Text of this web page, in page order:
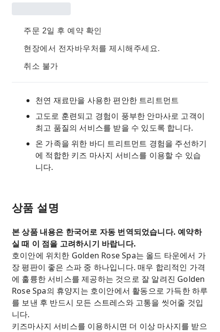
주문 2일 후 예약 확인
현장에서 전자바우처를 제시해주세요.
취소 불가
천연 재료만을 사용한 편안한 트리트먼트
고도로 훈련되고 경험이 풍부한 안마사로 고객이
최고 품질의 서비스를 받을 수 있도록 합니다.
온 가족을 위한 바디 트리트먼트 경험을 주선하기
에 적합한 키즈 마사지 서비스를 이용할 수 있습
니다.
상품 설명
본 상품 내용은 한국어로 자동 번역되었습니다. 예약하
실 때 이 점을 고려하시기 바랍니다.
호이안에 위치한 Golden Rose Spa는 올드 타운에서 가
장 평판이 좋은 스파 중 하나입니다. 매우 합리적인 가격
에 훌륭한 서비스를 제공하는 것으로 잘 알려진 Golden
Rose Spa의 휴양지는 호이안에서 활동으로 가득한 하루
를 보낸 후 반드시 모든 스트레스와 고통을 씻어줄 것입
니다.
키즈마사지 서비스를 이용하시면 더 이상 마사지를 받으